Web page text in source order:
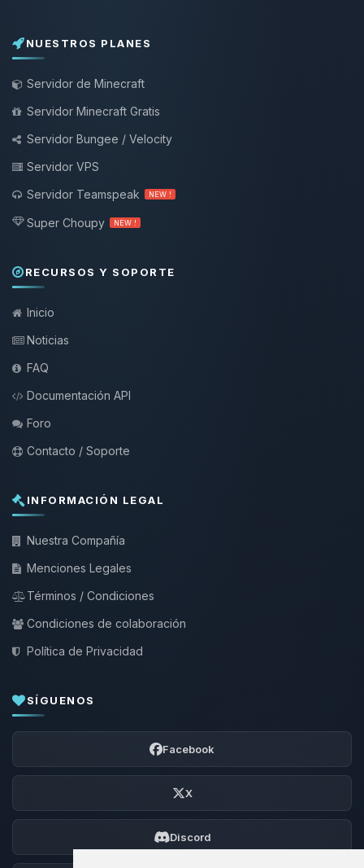
NUESTROS PLANES
Servidor de Minecraft
Servidor Minecraft Gratis
Servidor Bungee / Velocity
Servidor VPS
Servidor Teamspeak
NEW !
Super Choupy NEW !
RECURSOS Y SOPORTE
Inicio
Noticias
FAQ
Documentación API
Foro
Contacto / Soporte
INFORMACIÓN LEGAL
Nuestra Compañía
Menciones Legales
Términos / Condiciones
Condiciones de colaboración
Política de Privacidad
SÍGUENOS
Facebook
X
Discord